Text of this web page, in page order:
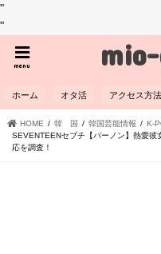
"
"
menu
ホーム オタ活 アクセス方法
HOME 韓 国 韓国芸能情報 K-
SEVENTEENセブチ【バーノン】熱愛彼
応を調査！